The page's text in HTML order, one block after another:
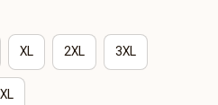
XL 2XL 3XL